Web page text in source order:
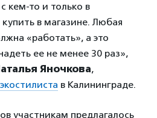
кем-то и только в
в магазине. Любая
«работать», а это
ее не менее 30 раз»,
Яночкова,
в Калининграде.
участникам предлагалось